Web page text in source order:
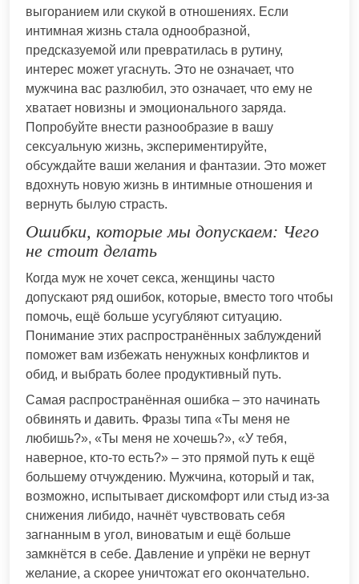
выгоранием или скукой в отношениях. Если
интимная жизнь стала однообразной,
предсказуемой или превратилась в рутину,
интерес может угаснуть. Это не означает, что
мужчина вас разлюбил, это означает, что ему не
хватает новизны и эмоционального заряда.
Попробуйте внести разнообразие в вашу
сексуальную жизнь, экспериментируйте,
обсуждайте ваши желания и фантазии. Это может
вдохнуть новую жизнь в интимные отношения и
вернуть былую страсть.
Ошибки, которые мы допускаем: Чего
не стоит делать
Когда муж не хочет секса, женщины часто
допускают ряд ошибок, которые, вместо того чтобы
помочь, ещё больше усугубляют ситуацию.
Понимание этих распространённых заблуждений
поможет вам избежать ненужных конфликтов и
обид, и выбрать более продуктивный путь.
Самая распространённая ошибка – это начинать
обвинять и давить. Фразы типа «Ты меня не
любишь?», «Ты меня не хочешь?», «У тебя,
наверное, кто-то есть?» – это прямой путь к ещё
большему отчуждению. Мужчина, который и так,
возможно, испытывает дискомфорт или стыд из-за
снижения либидо, начнёт чувствовать себя
загнанным в угол, виноватым и ещё больше
замкнётся в себе. Давление и упрёки не вернут
желание, а скорее уничтожат его окончательно.